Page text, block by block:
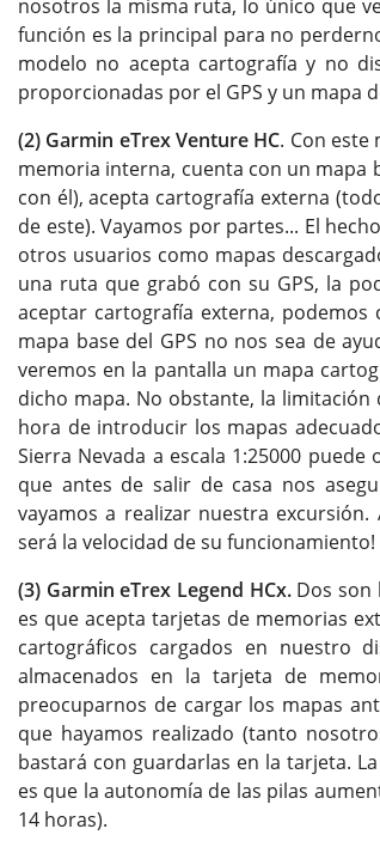
nosotros la misma ruta, lo único que
función es la principal para no
modelo no acepta cartografía y no
proporcionadas por el GPS y un mapa
(2) Garmin eTrex Venture HC. Con
memoria interna, cuenta con un mapa
con él), acepta cartografía externa
de este). Vayamos por partes... El
otros usuarios como mapas
una ruta que grabó con su GPS, la
aceptar cartografía externa, podemos
mapa base del GPS no nos sea de
veremos en la pantalla un mapa
dicho mapa. No obstante, la
hora de introducir los mapas
Sierra Nevada a escala 1:25000
que antes de salir de casa nos
vayamos a realizar nuestra
será la velocidad de su funcionamiento!
(3) Garmin eTrex Legend HCx.Dos son
es que acepta tarjetas de memorias
cartográficos cargados en nuestro
almacenados en la tarjeta de
preocuparnos de cargar los mapas
que hayamos realizado (tanto
bastará con guardarlas en la tarjeta.
es que la autonomía de las pilas
14 horas).